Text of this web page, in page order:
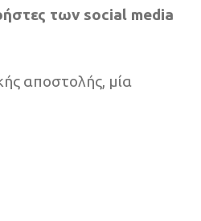
των social media
αποστολής, μία